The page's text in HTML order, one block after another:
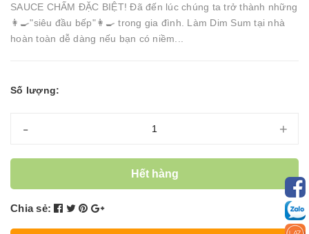
SAUCE CHẤM ĐẶC BIỆT! Đã đến lúc chúng ta trở thành những
👩‍🍳"siêu đầu bếp"👩‍🍳 trong gia đình. Làm Dim Sum tại nhà
hoàn toàn dễ dàng nếu bạn có niềm...
Số lượng:
- +
Hết hàng
Chia sẻ: